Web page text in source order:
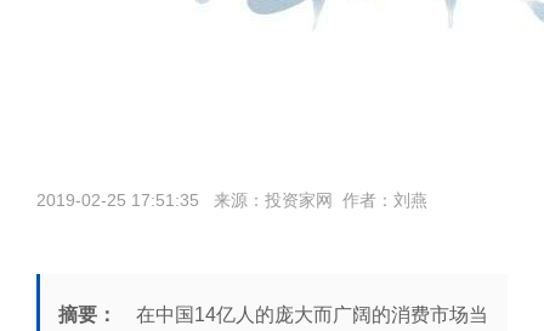
2019-02-25 17:51:35 来源：投资家网 作者：刘燕
摘要： 在中国14亿人的庞大而广阔的消费市场当